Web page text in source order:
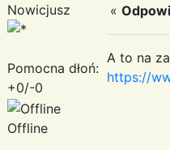
Nowicjusz
Pomocna dłoń:
+0/-0
Offline
«
A to na
https://